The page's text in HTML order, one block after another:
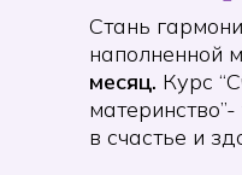
Стань
наполненной
месяц. Курс
в счастье и